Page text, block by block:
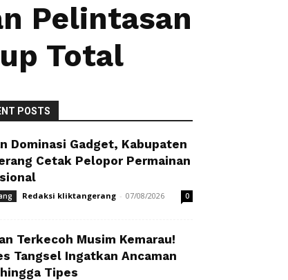
Pelintasan
Total
POSTS
Dominasi Gadget, Kabupaten
Cetak Pelopor Permainan
Redaksi kliktangerang - 07/08/2026 0
Terkecoh Musim Kemarau!
Tangsel Ingatkan Ancaman
Tipes